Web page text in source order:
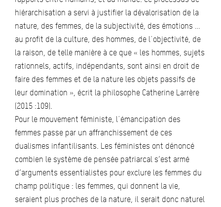
hiérarchisation a servi à justifier la dévalorisation de la
nature, des femmes, de la subjectivité, des émotions …
au profit de la culture, des hommes, de l´objectivité, de
la raison, de telle manière à ce que « les hommes, sujets
rationnels, actifs, indépendants, sont ainsi en droit de
faire des femmes et de la nature les objets passifs de
leur domination », écrit la philosophe Catherine Larrère
(2015 :109).
Pour le mouvement féministe, l´émancipation des
femmes passe par un affranchissement de ces
dualismes infantilisants. Les féministes ont dénoncé
combien le système de pensée patriarcal s’est armé
d’arguments essentialistes pour exclure les femmes du
champ politique : les femmes, qui donnent la vie,
seraient plus proches de la nature, il serait donc naturel